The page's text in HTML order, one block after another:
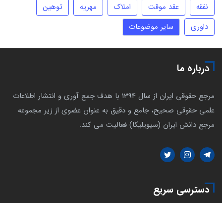
نفقه
عقد موقت املاک مهریه
توهین
داوری
سایر موضوعات
درباره ما
مرجع حقوقی ایران از سال 1394 با هدف جمع آوری و انتشار اطلاعات
علمی حقوقی صحیح، جامع و دقیق به عنوان عضوی از زیر مجموعه
مرجع دانش ایران (سیویلیکا) فعالیت می کند.
دسترسی سریع